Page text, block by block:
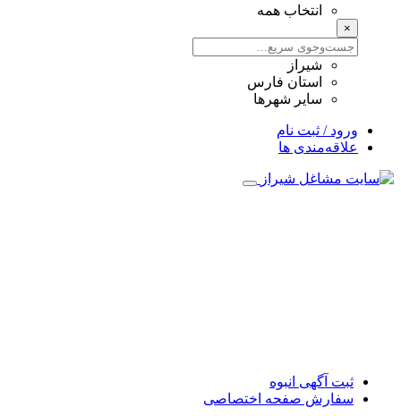
انتخاب همه
×
شیراز
استان فارس
سایر شهرها
ورود / ثبت نام
علاقه‌مندی ها
ثبت آگهی انبوه
سفارش صفحه اختصاصی